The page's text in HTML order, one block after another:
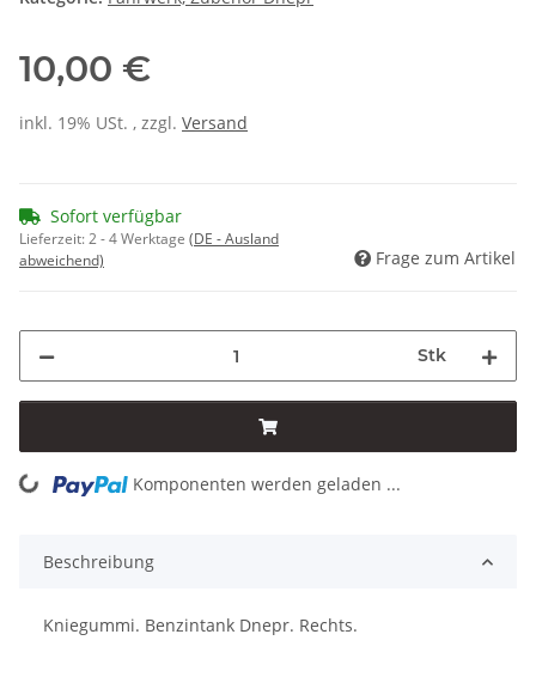
10,00 €
inkl. 19% USt. , zzgl. Versand
Sofort verfügbar
Lieferzeit:2 - 4 Werktage (DE - Ausland
abweichend)
Frage zum Artikel
Stk
Loading... Komponenten werden geladen ...
Beschreibung
Kniegummi. Benzintank Dnepr. Rechts.